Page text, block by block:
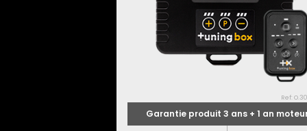
Ref:
Garantie produit 3 ans + 1 an